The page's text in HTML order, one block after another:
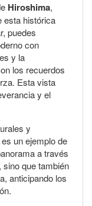
Hiroshima,
esta histórica
puedes
con
y la
los recuerdos
Esta vista
y el
y
un ejemplo de
a través
que también
anticipando los